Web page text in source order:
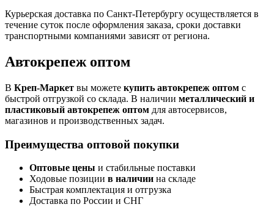
Курьерская доставка по Санкт-Петербургу осуществляется в
течение суток после оформления заказа, сроки доставки
транспортными компаниями зависят от региона.
Автокрепеж оптом
В Креп-Маркет вы можете купить автокрепеж оптом с
быстрой отгрузкой со склада. В наличии металлический и
пластиковый автокрепеж оптом для автосервисов,
магазинов и производственных задач.
Преимущества оптовой покупки
Оптовые цены и стабильные поставки
Ходовые позиции в наличии на складе
Быстрая комплектация и отгрузка
Доставка по России и СНГ